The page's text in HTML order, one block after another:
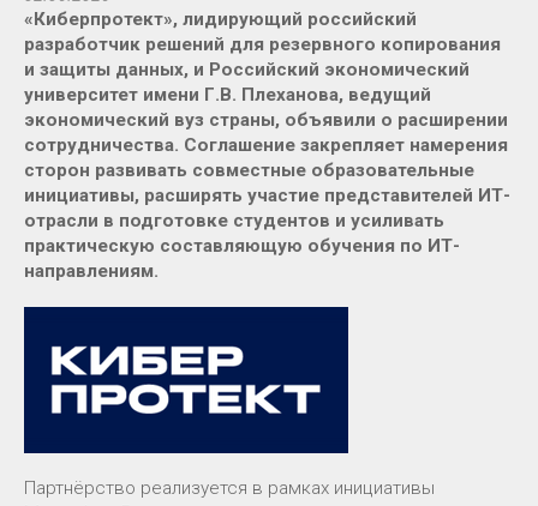
«Киберпротект», лидирующий российский
разработчик решений для резервного копирования
и защиты данных, и Российский экономический
университет имени Г.В. Плеханова, ведущий
экономический вуз страны, объявили о расширении
сотрудничества. Соглашение закрепляет намерения
сторон развивать совместные образовательные
инициативы, расширять участие представителей ИТ-
отрасли в подготовке студентов и усиливать
практическую составляющую обучения по ИТ-
направлениям.
Партнёрство реализуется в рамках инициативы